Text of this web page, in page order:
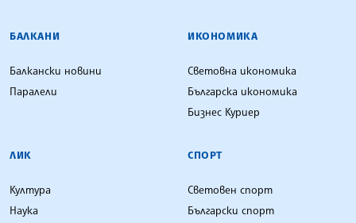
БАЛКАНИ
Балкански новини
Паралели
ИКОНОМИКА
Световна икономика
Българска икономика
Бизнес Куриер
ЛИК
Култура
Наука
СПОРТ
Световен спорт
Български спорт